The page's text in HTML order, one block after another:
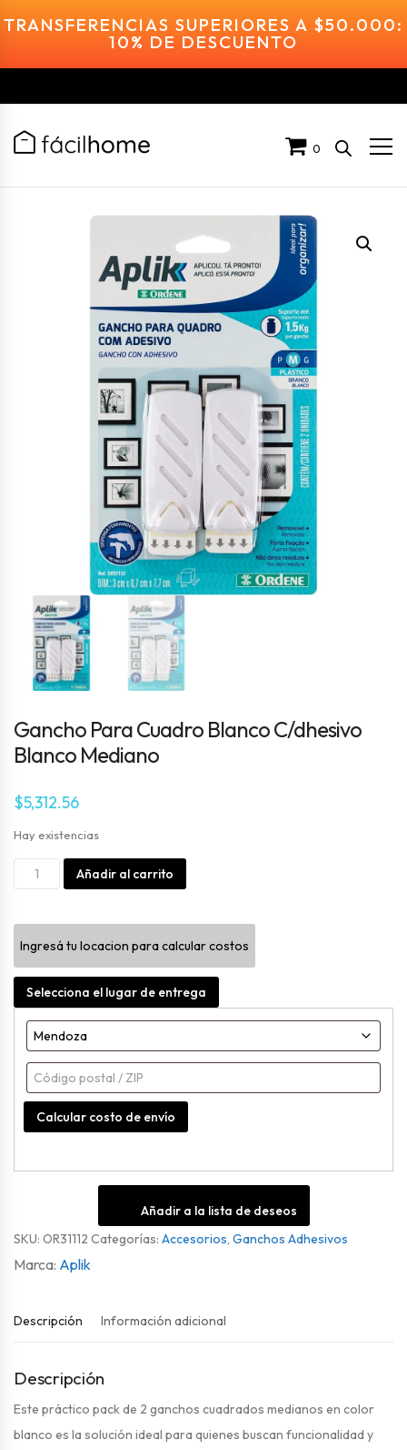
TRANSFERENCIAS SUPERIORES A $50.000:
10% DE DESCUENTO
0
Gancho Para Cuadro Blanco C/dhesivo
Blanco Mediano
$5,312.56
Hay existencias
Gancho
Cuadro
Blanco
C/dhesivo
Blanco
Mediano
cantidad
Añadir al carrito
Ingresá tu locacion para calcular costos
Selecciona el lugar de entrega
Calcular costo de envío
Añadir a la lista de deseos
SKU: OR31112 Categorías: Accesorios Ganchos Adhesivos
Aplik
Descripción Información adicional
Descripción
Este práctico pack de 2 ganchos cuadrados medianos en color
blanco es la solución ideal para quienes buscan funcionalidad y